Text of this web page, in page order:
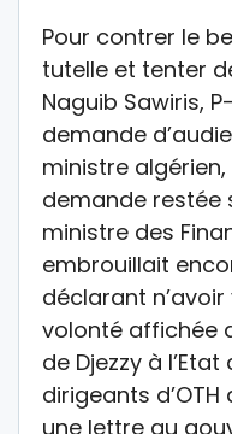
Pour contrer le
tutelle et tenter
Naguib Sawiris,
demande
ministre algérien,
demande restée
ministre des
embrouillait
déclarant
volonté affichée
de Djezzy à
dirigeants
une lettre au